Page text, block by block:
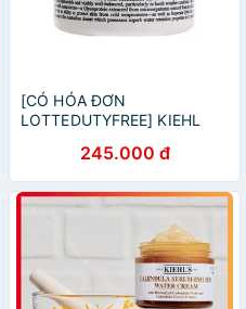
[CÓ HÓA ĐƠN
LOTTEDUTYFREE] KIEHL
Kem Dưỡng Ẩm 50ml/125ml
245.000 đ